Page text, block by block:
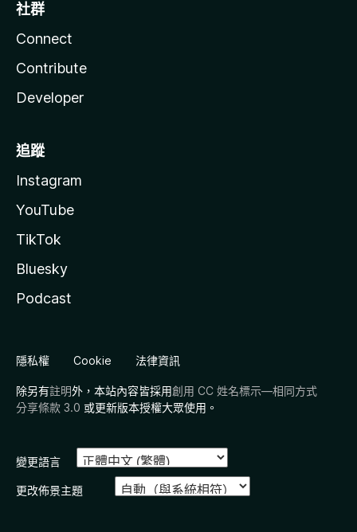
社群
Connect
Contribute
Developer
追蹤
Instagram
YouTube
TikTok
Bluesky
Podcast
隱私權 Cookie 法律資訊
除另有註明外，本站內容皆採用創用 CC 姓名標示—相同方式
分享條款 3.0 或更新版本授權大眾使用。
變更語言
更改佈景主題